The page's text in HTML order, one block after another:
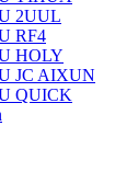
2UUL
RF4
HOLY
JC AIXUN
QUICK